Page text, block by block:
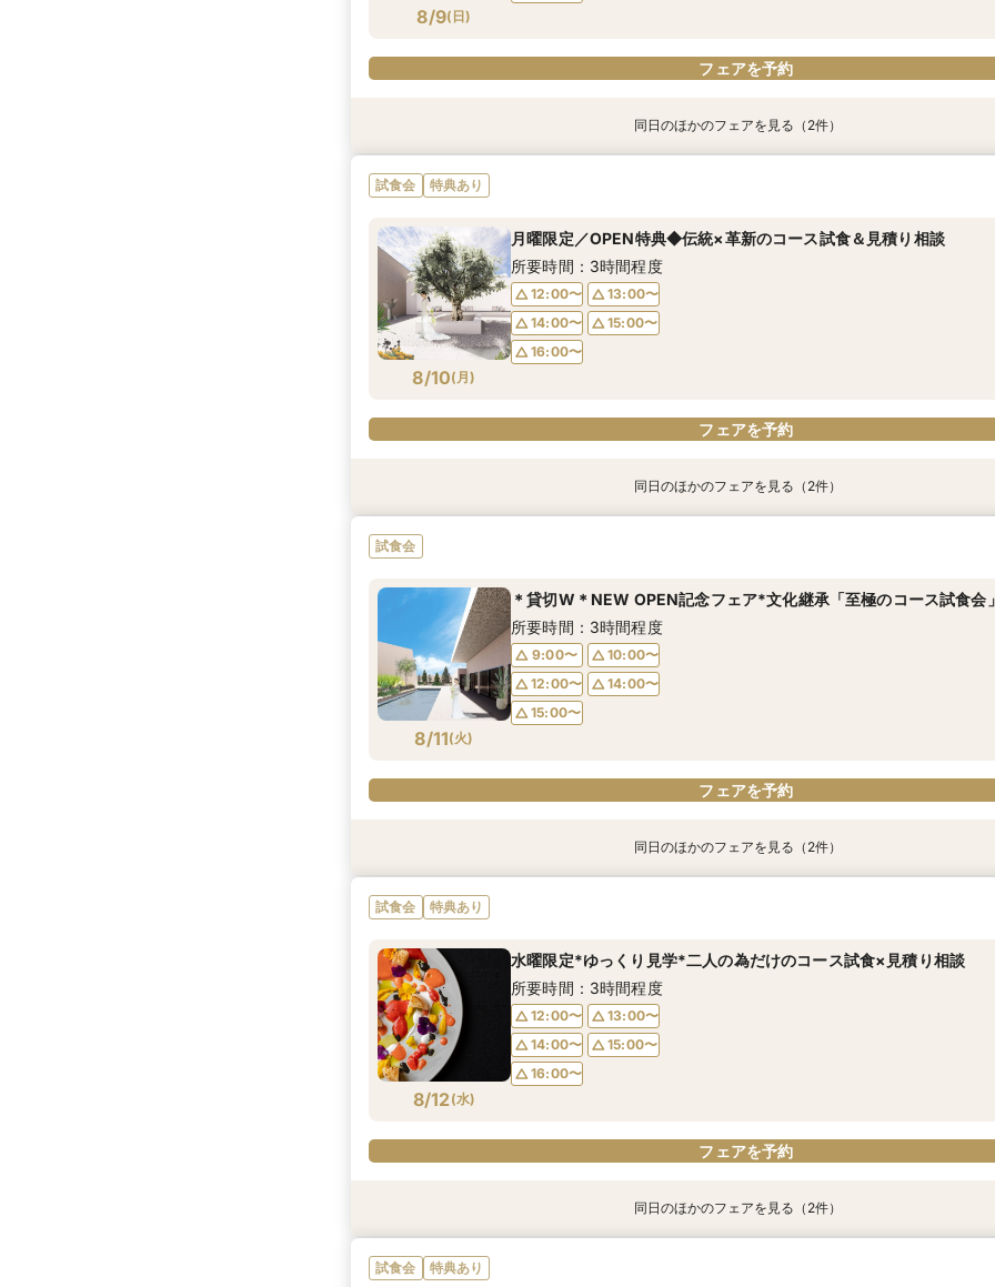
8/9( 日)
フェアを予約
8/9(日)
9:00〜
10:00〜
11:00〜
15:00〜
16:00〜
8/9(日)
9:00〜
10:00〜
11:00〜
15:00〜
16:00〜
同日のほかのフェアを見る（2件）
試食会 特典あり
8/10( 月)
月曜限定／OPEN特典◆伝統×革新のコース試食＆見積り相談
所要時間：3時間程度
12:00〜
13:00〜
14:00〜
15:00〜
16:00〜
フェアを予約
8/10(月)
12:00〜
13:00〜
14:00〜
15:00〜
16:00〜
8/10(月)
12:00〜
13:00〜
14:00〜
15:00〜
16:00〜
同日のほかのフェアを見る（2件）
試食会
8/11(火)
＊貸切W＊NEW OPEN記念フェア*文化継承「至極のコース試食会
所要時間：3時間程度
9:00〜
10:00〜
12:00〜
14:00〜
15:00〜
フェアを予約
8/11 (火
9:00〜
10:00〜
11:00〜
15:00〜
16:00〜
8/11 (火
9:00〜
10:00〜
11:00〜
15:00〜
16:00〜
同日のほかのフェアを見る（2件）
試食会 特典あり
8/12(水)
水曜限定*ゆっくり見学*二人の為だけのコース試食×見積り相談
所要時間：3時間程度
12:00〜
13:00〜
14:00〜
15:00〜
16:00〜
フェアを予約
同日のほかのフェアを見る（2件）
試食会 特典あり